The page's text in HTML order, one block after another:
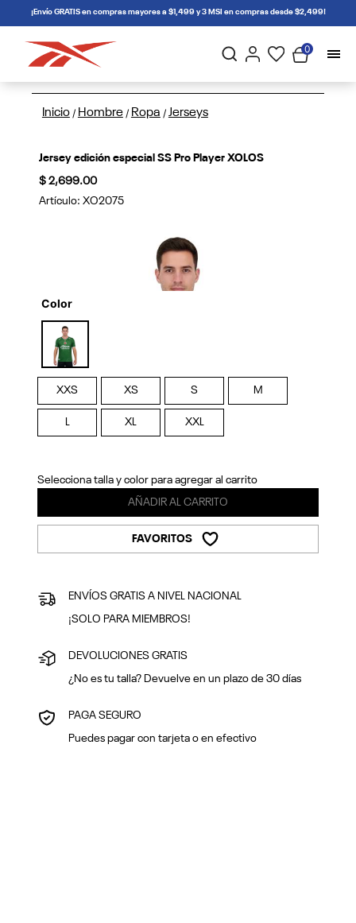
connectif¡Envío GRATIS en compras mayores a $1,499 y 3 MSI en compras desde $2,499!
0
Inicio / Hombre / Ropa / Jerseys
Jersey edición especial SS Pro Player XOLOS
$ 2,699.00
Artículo:XO2075
Previous
Color
selected
XXS XS S M
L XL XXL
Selecciona talla y color para agregar al carrito
AÑADIR AL CARRITO
FAVORITOS
ENVÍOS GRATIS A NIVEL NACIONAL
¡SOLO PARA MIEMBROS!
DEVOLUCIONES GRATIS
¿No es tu talla? Devuelve en un plazo de 30 días
PAGA SEGURO
Puedes pagar con tarjeta o en efectivo